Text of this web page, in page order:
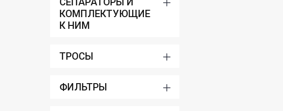
КОМПЛЕКТУЮЩИЕ
К НИМ
ТРОСЫ
ФИЛЬТРЫ